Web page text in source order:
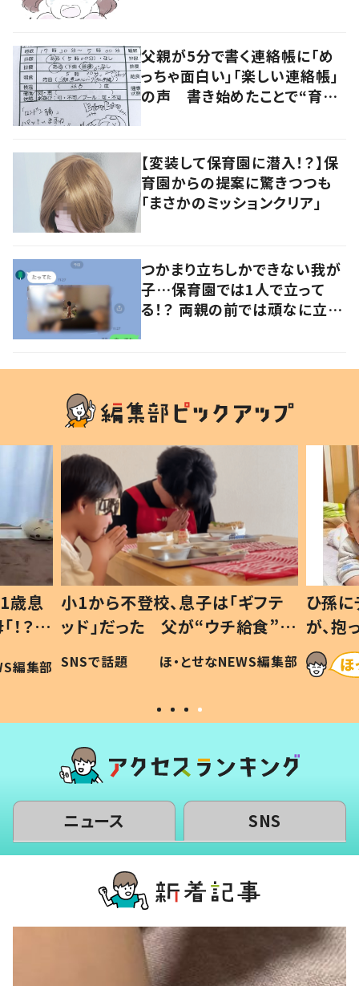
父親が5分で書く連絡帳に「め
っちゃ面白い」「楽しい連絡帳」
の声 書き始めたことで“育児
【変装して保育園に潜入！？】保
育園からの提案に驚きつつも
「まさかのミッションクリア」
つかまり立ちしかできない我が
子…保育園では1人で立って
る！？ 両親の前では頑なに立た
歳息
？」
編集部
小1から不登校、息子は「ギフテ
ッド」だった 父が“ウチ給食”を
作り続ける理由とは #令和の親
#令和の子
SNSで話題 ほ・とせなNEWS編集部
ひ孫
が、
「涙が
い」
ニュース SNS